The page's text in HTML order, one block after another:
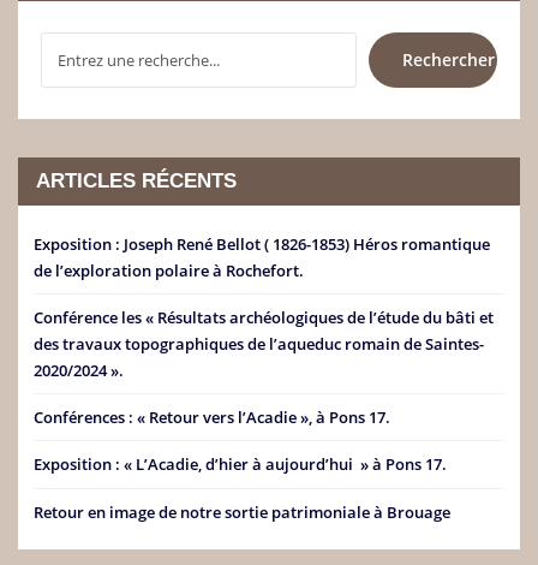
RECHERCHER
Rechercher
ARTICLES RÉCENTS
Exposition : Joseph René Bellot ( 1826-1853) Héros romantique
de l’exploration polaire à Rochefort.
Conférence les « Résultats archéologiques de l’étude du bâti et
des travaux topographiques de l’aqueduc romain de Saintes-
2020/2024 ».
Conférences : « Retour vers l’Acadie », à Pons 17.
Exposition : « L’Acadie, d’hier à aujourd’hui » à Pons 17.
Retour en image de notre sortie patrimoniale à Brouage